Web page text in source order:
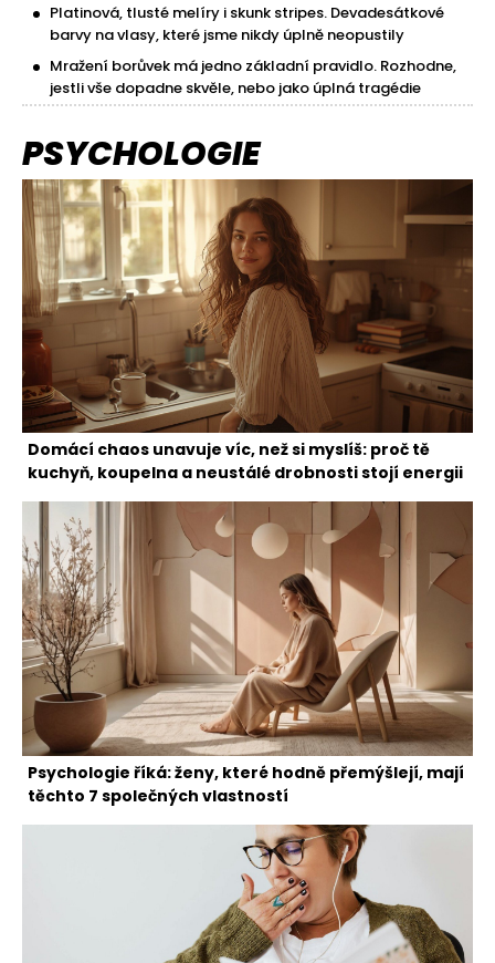
Platinová, tlusté melíry i skunk stripes. Devadesátkové
barvy na vlasy, které jsme nikdy úplně neopustily
Mražení borůvek má jedno základní pravidlo. Rozhodne,
jestli vše dopadne skvěle, nebo jako úplná tragédie
PSYCHOLOGIE
Domácí chaos unavuje víc, než si myslíš: proč tě
kuchyň, koupelna a neustálé drobnosti stojí energii
Psychologie říká: ženy, které hodně přemýšlejí, mají
těchto 7 společných vlastností